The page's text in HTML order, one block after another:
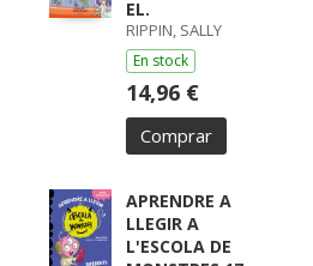
EL.
RIPPIN, SALLY
En stock
14,96 €
Comprar
APRENDRE A
LLEGIR A
L'ESCOLA DE